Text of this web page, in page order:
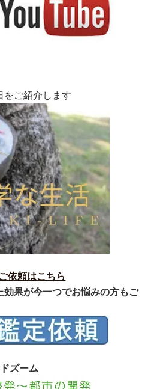
をご紹介します
依頼はこちら
果が今一つでお悩みの方もご
ズーム